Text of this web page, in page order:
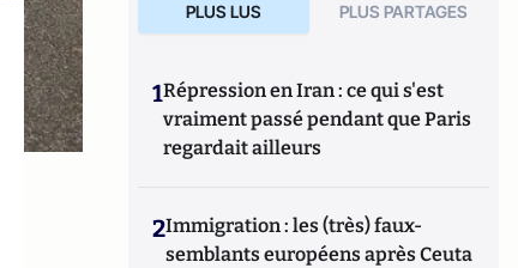
PLUS LUS PLUS PARTAGES
1Répression en Iran : ce qui s'est
vraiment passé pendant que Paris
regardait ailleurs
2Immigration : les (très) faux-
semblants européens après Ceuta